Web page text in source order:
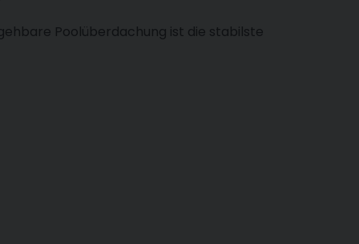
Poolüberdachung ist die stabilste